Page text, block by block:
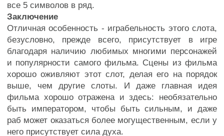
все 5 символов в ряд.
Заключение
Отличная особенность - играбельность этого слота,
безусловно, прежде всего, присутствует в игре
благодаря наличию любимых многими персонажей
и популярности самого фильма. Сцены из фильма
хорошо оживляют этот слот, делая его на порядок
выше, чем другие слоты. И даже главная идея
фильма хорошо отражена и здесь: необязательно
быть императором, чтобы быть сильным, и даже
раб может оказаться более могущественным, если у
него присутствует сила духа.